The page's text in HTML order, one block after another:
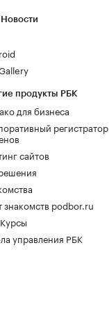
продукты РБК
для бизнеса
регистратор
сайтов
знакомств podbor.ru
управления РБК